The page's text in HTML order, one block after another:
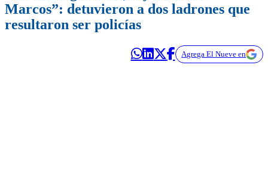
Marcos”: detuvieron a dos ladrones que
resultaron ser policías
Agrega El Nueve en